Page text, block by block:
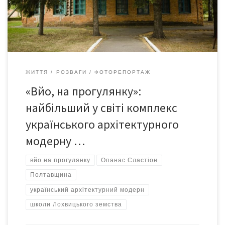
модерну. У Полтавській області 43 такі унікальні школи. Вони
розташовані в […]
ЖИТТЯ РОЗВАГИ ФОТОРЕПОРТАЖ
«Вйо, на прогулянку»:
найбільший у світі комплекс
українського архітектурного
модерну …
вйо на прогулянку Опанас Сластіон
Полтавщина
український архітектурний модерн
школи Лохвицького земства